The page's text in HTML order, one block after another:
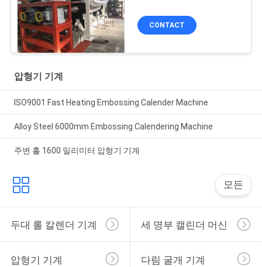
CONTACT
압형기 기계
ISO9001 Fast Heating Embossing Calender Machine
Alloy Steel 6000mm Embossing Calendering Machine
주변 홀 1600 밀리미터 압형기 기계
모든
두대 롤 칼렌더 기계 세 명부 캘린더 머신
압형기 기계 다림 굴개 기계